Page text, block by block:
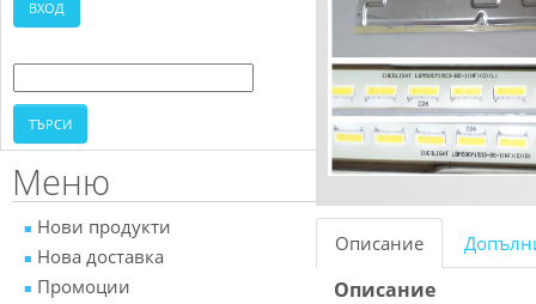
Меню
Нови продукти
Нова доставка
Промоции
Описание
Описание